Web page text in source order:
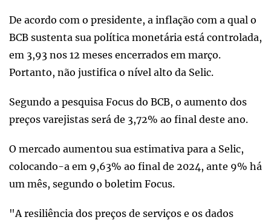
De acordo com o presidente, a inflação com a qual o
BCB sustenta sua política monetária está controlada,
em 3,93 nos 12 meses encerrados em março.
Portanto, não justifica o nível alto da Selic.
Segundo a pesquisa Focus do BCB, o aumento dos
preços varejistas será de 3,72% ao final deste ano.
O mercado aumentou sua estimativa para a Selic,
colocando-a em 9,63% ao final de 2024, ante 9% há
um mês, segundo o boletim Focus.
"A resiliência dos preços de serviços e os dados